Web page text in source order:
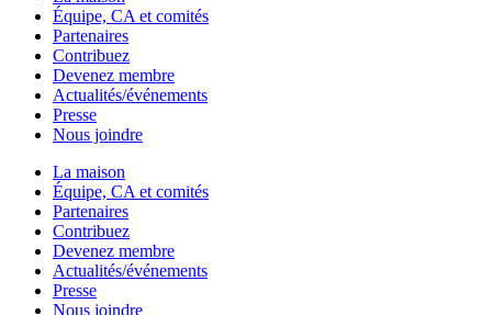
Équipe, CA et comités
Partenaires
Contribuez
Devenez membre
Actualités/événements
Presse
Nous joindre
La maison
Équipe, CA et comités
Partenaires
Contribuez
Devenez membre
Actualités/événements
Presse
Nous joindre